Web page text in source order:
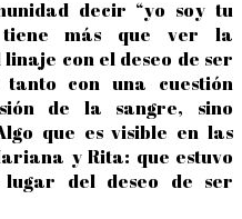
decir “yo soy tu
tiene más que ver la
con el deseo de ser
con una cuestión
de la sangre, sino
que es visible en las
y Rita: que estuvo
del deseo de ser